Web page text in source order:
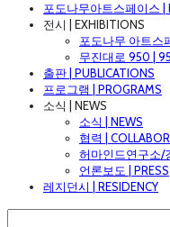
포도나무아트스페이스 |
전시 | EXHIBITIONS
포도나무 아트스
무진대로 950 |
출판 | PUBLICATIONS
프로그램 | PROGRAMS
소식 | NEWS
소식 | NEWS
협력 |
허마인드연구소/
언론보도 | PRESS
레지던시 | RESIDENCY